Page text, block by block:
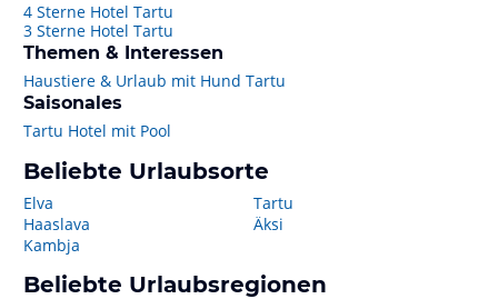
4 Sterne Hotel Tartu
3 Sterne Hotel Tartu
Themen & Interessen
Haustiere & Urlaub mit Hund Tartu
Saisonales
Tartu Hotel mit Pool
Beliebte Urlaubsorte
Elva
Haaslava
Kambja
Tartu
Äksi
Beliebte Urlaubsregionen